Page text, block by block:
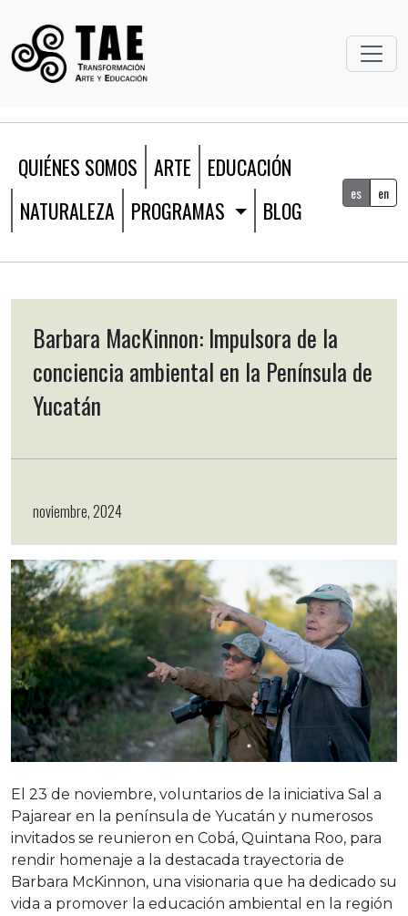
QUIÉNES SOMOS ARTE
EDUCACIÓN
NATURALEZA
PROGRAMAS BLOG
es en
Barbara MacKinnon: Impulsora de la
conciencia ambiental en la Península de
Yucatán
noviembre, 2024
El 23 de noviembre, voluntarios de la iniciativa Sal a
Pajarear en la península de Yucatán y numerosos
invitados se reunieron en Cobá, Quintana Roo, para
rendir homenaje a la destacada trayectoria de
Barbara McKinnon, una visionaria que ha dedicado su
vida a promover la educación ambiental en la región